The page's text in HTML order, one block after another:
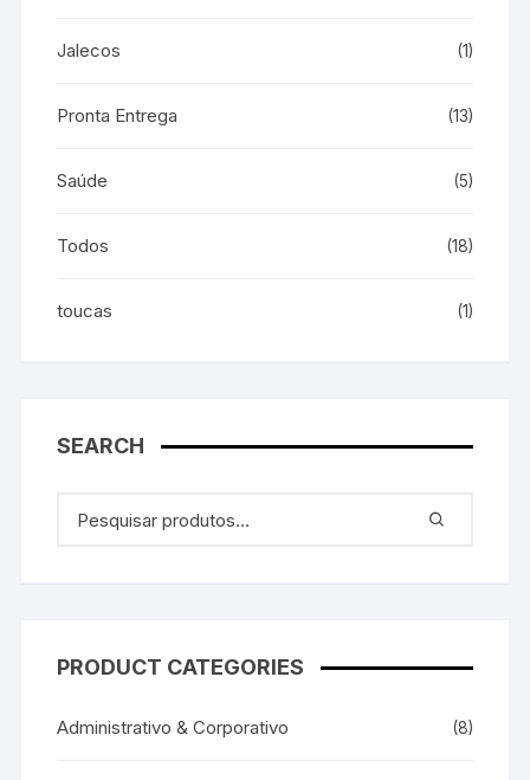
Jalecos (1)
Pronta Entrega (13)
Saúde (5)
Todos (18)
toucas (1)
SEARCH
PRODUCT CATEGORIES
Administrativo & Corporativo (8)